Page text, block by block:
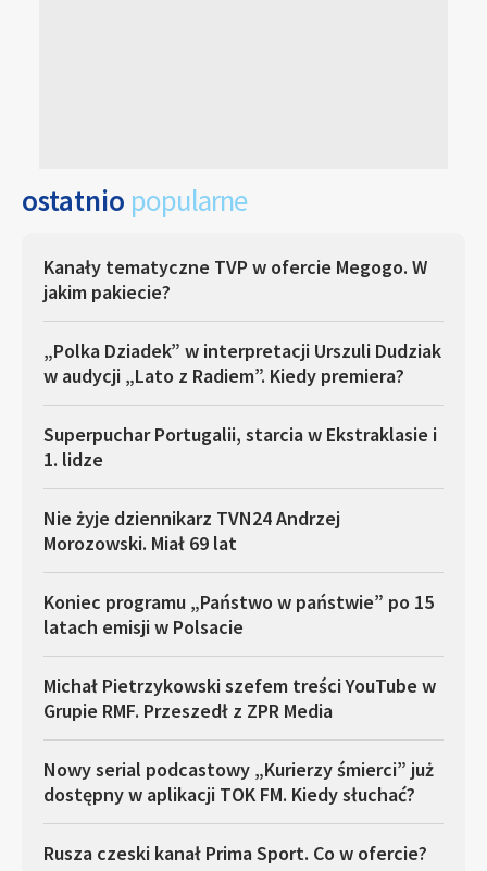
ostatnio popularne
Kanały tematyczne TVP w ofercie Megogo. W
jakim pakiecie?
„Polka Dziadek” w interpretacji Urszuli Dudziak
w audycji „Lato z Radiem”. Kiedy premiera?
Superpuchar Portugalii, starcia w Ekstraklasie i
1. lidze
Nie żyje dziennikarz TVN24 Andrzej
Morozowski. Miał 69 lat
Koniec programu „Państwo w państwie” po 15
latach emisji w Polsacie
Michał Pietrzykowski szefem treści YouTube w
Grupie RMF. Przeszedł z ZPR Media
Nowy serial podcastowy „Kurierzy śmierci” już
dostępny w aplikacji TOK FM. Kiedy słuchać?
Rusza czeski kanał Prima Sport. Co w ofercie?